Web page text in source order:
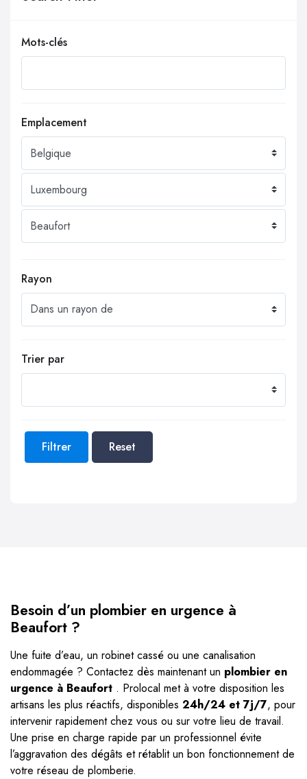
Mots-clés
Emplacement
Rayon
Trier par
Filtrer Reset
Besoin d’un plombier en urgence à
Beaufort ?
Une fuite d’eau, un robinet cassé ou une canalisation
endommagée ? Contactez dès maintenant un plombier en
urgence à Beaufort . Prolocal met à votre disposition les
artisans les plus réactifs, disponibles 24h/24 et 7j/7, pour
intervenir rapidement chez vous ou sur votre lieu de travail.
Une prise en charge rapide par un professionnel évite
l’aggravation des dégâts et rétablit un bon fonctionnement de
votre réseau de plomberie.